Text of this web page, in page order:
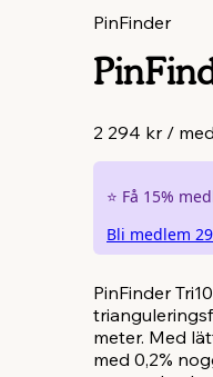
PinFinder
2 294 kr /
⭐️ Få 15%
Bli medlem
PinFinder
meter. Med
med 0,2%